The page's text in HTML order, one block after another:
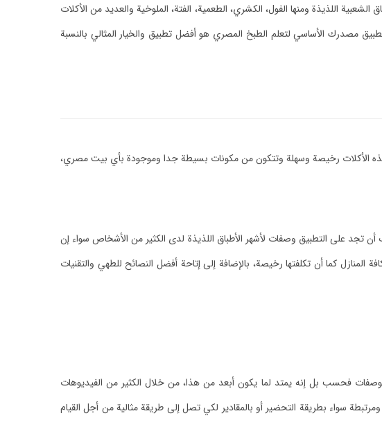
اللذيذة ومنها الفول، الكشري، الطعمية، الفتة، الملوخية والعديد من الأكلات
مصدرك الأساسي لتعلم الطبخ المصري هو أفضل تطبيق والخيار المثالي بالنسبة
وهذه الأكلات رخيصة وسهلة وتتكون من مكونات بسيطة جدا وموجودة بأي بيت مصري،
تجد على التطبيق وصفات لأشهر الأطباق اللذيذة لدى الكثير من الأشخاص سواء إن
كما أن تكلفتها رخيصة، بالإضافة إلى إتاحة أفضل النصائح للطهي والتقنيات
فحسب بل إنه يمتد لما يكون أبعد من هذا، من خلال الكثير من الفيديوهات
سواء بطريقة التحضير أو بالمقادير لكي تصل إلى طريقة مثالية من أجل القيام